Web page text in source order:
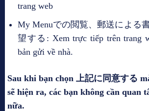
trang web
My Menuでの閲覧、郵送による
望する: Xem trực tiếp trên trang
bản gửi về nhà.
Sau khi bạn chọn 上記に同意する
sẽ hiện ra, các bạn không cần quan
nữa.